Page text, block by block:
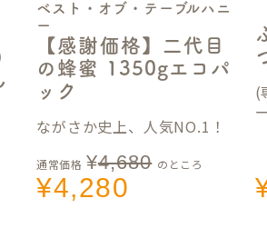
ベスト・オブ・テーブルハニ
ー
【感謝価格】二代目
の蜂蜜 1350gエコパ
ック
通常価格 ¥4,680 のところ
¥4,280
ながさか史上、人気NO.1！
(